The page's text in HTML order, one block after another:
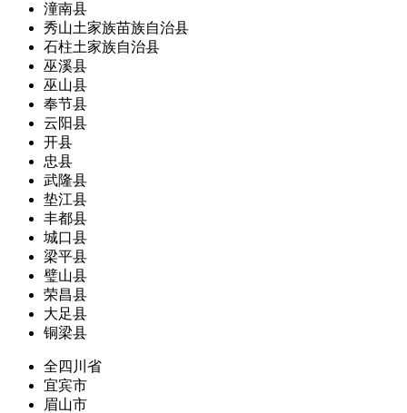
潼南县
秀山土家族苗族自治县
石柱土家族自治县
巫溪县
巫山县
奉节县
云阳县
开县
忠县
武隆县
垫江县
丰都县
城口县
梁平县
璧山县
荣昌县
大足县
铜梁县
全四川省
宜宾市
眉山市